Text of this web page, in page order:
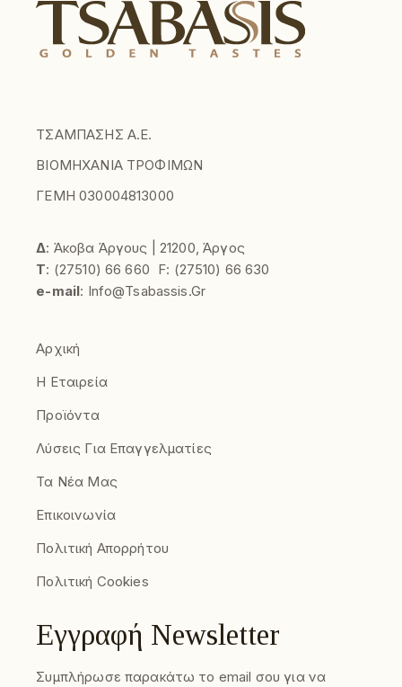
ΤΣΑΜΠΑΣΗΣ Α.Ε.
ΒΙΟΜΗΧΑΝΙΑ ΤΡΟΦΙΜΩΝ
ΓΕΜΗ 030004813000
Δ: Άκοβα Άργους | 21200, Άργος
Τ: (27510) 66 660 F: (27510) 66 630
e-mail: Info@tsabassis.gr
Αρχική
Η Εταιρεία
Προϊόντα
Λύσεις Για Επαγγελματίες
Τα Νέα Μας
Επικοινωνία
Πολιτική Απορρήτου
Πολιτική Cookies
Εγγραφή Newsletter
Συμπλήρωσε παρακάτω το email σου για να